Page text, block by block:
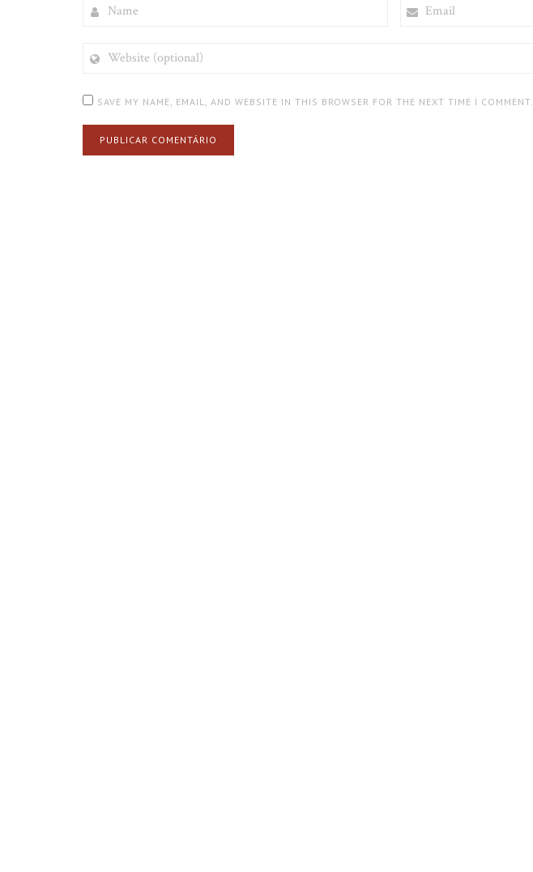
(OPTIONAL)
SAVE MY NAME, EMAIL, AND WEBSITE IN THIS BROWSER FOR THE NEXT TIME I COMMENT.